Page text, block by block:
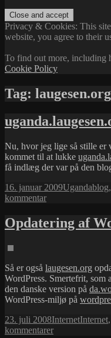
Privacy & Cookies: This
website, you agree to their
To find out more, including
Cookie Policy
Tag: laugesen.org
Nu, hvor jeg lige så stille er
kommet til at lukke
få indlæg der var på den
Udgivet
i
16. januar 2009Kategorier
UgandaTags
blog,
kommentartil
nedlagt
Opdatering af
Så er også laugesen.org
WordPress. Smertefrit, som
den danske version på
WordPress-miljø på
Udgivet
i
23. juli 2008Kategorier
InternetTags
Internet,
kommentarertil